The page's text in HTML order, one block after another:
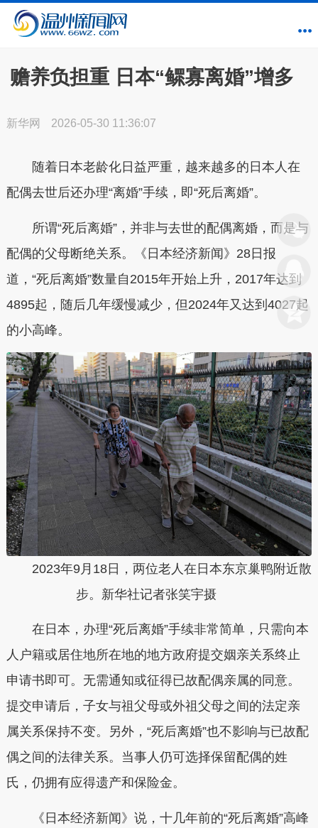
赡养负担重 日本“鳏寡离婚”增多
新华网 2026-05-30 11:36:07
随着日本老龄化日益严重，越来越多的日本人在
配偶去世后还办理“离婚”手续，即“死后离婚”。
所谓“死后离婚”，并非与去世的配偶离婚，而是与
配偶的父母断绝关系。《日本经济新闻》28日报
道，“死后离婚”数量自2015年开始上升，2017年达到
4895起，随后几年缓慢减少，但2024年又达到4027起
的小高峰。
2023年9月18日，两位老人在日本东京巢鸭附近散
步。新华社记者张笑宇摄
在日本，办理“死后离婚”手续非常简单，只需向本
人户籍或居住地所在地的地方政府提交姻亲关系终止
申请书即可。无需通知或征得已故配偶亲属的同意。
提交申请后，子女与祖父母或外祖父母之间的法定亲
属关系保持不变。另外，“死后离婚”也不影响与已故配
偶之间的法律关系。当事人仍可选择保留配偶的姓
氏，仍拥有应得遗产和保险金。
《日本经济新闻》说，十几年前的“死后离婚”高峰